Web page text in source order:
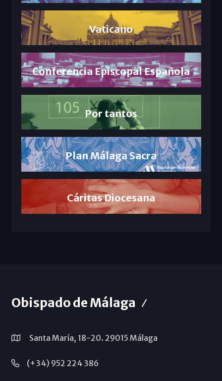
Vaticano
Conferencia Episcopal Española
Por tantos
Plan Málaga Sacra
Cáritas Diocesana
Obispado de Málaga
Santa María, 18-20. 29015 Málaga
(+34) 952 224 386